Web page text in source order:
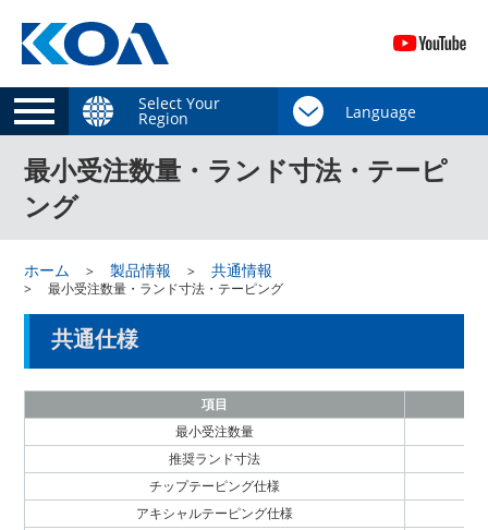
Select Your
Region
最小受注数量・ランド寸法・テーピ
ング
ホーム 製品情報 共通情報
最小受注数量・ランド寸法・テーピング
共通仕様
項目
最小受注数量
推奨ランド寸法
チップテーピング仕様
アキシャルテーピング仕様